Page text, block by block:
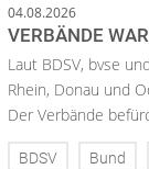
04.08.2026
VERBÄNDE
Laut BDSV, bvse
Rhein, Donau und
Der Verbände
BDSV Bund